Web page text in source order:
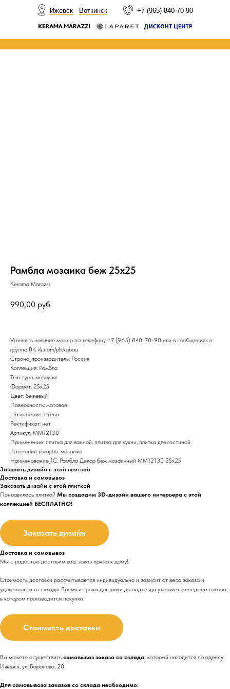
+7 (965) 840-70-90
Ижевск Воткинск
Рамбла мозаика беж 25х25
Kerama Marazzi
990,00 руб
Уточнить наличие можно по телефону +7 (965) 840-70-90 или в сообщениях в
группе ВК vk.com/plitkabau
Страна_производитель: Россия
Коллекция: Рамбла
Текстура: мозаика
Формат: 25x25
Цвет: бежевый
Поверхность: матовая
Назначение: стена
Ректификат: нет
Артикул: MM12130
Применение: плитка для ванной, плитка для кухни, плитка для гостиной
Категория_товаров: мозаика
Наименование_1С: Рамбла Декор беж мозаичный MM12130 25х25
Заказать дизайн с этой плиткой
Доставка и самовывоз
Заказать дизайн с этой плиткой
Понравилась плитка? Мы создадим 3D-дизайн вашего интерьера с этой
коллекцией БЕСПЛАТНО!
Заказать дизайн
Доставка и самовывоз
Мы с радостью доставим ваш заказ прямо к дому!
Стоимость доставки рассчитывается индивидуально и зависит от веса заказа и
удаленности от склада. Время и сроки доставки до подъезда уточняет менеджер салона,
в котором производится покупка.
Стоимость доставки
Вы можете осуществить самовывоз заказа со склада, который находится по адресу
Ижевск, ул. Баранова, 20.
Для самовывоза заказов со склада необходимо: